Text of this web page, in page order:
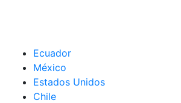
Ecuador
México
Estados Unidos
Chile